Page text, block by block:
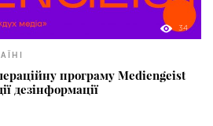
34
програму Mediengeist
дезінформації